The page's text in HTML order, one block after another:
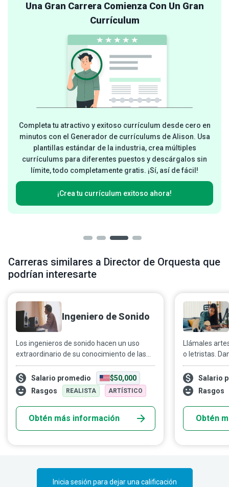
Una Gran Carrera Comienza Con Un Gran
Currículum
Completa tu atractivo y exitoso currículum desde cero en
minutos con el Generador de currículums de Alison. Usa
plantillas estándar de la industria, crea múltiples
currículums para diferentes puestos y descárgalos sin
límite, todo completamente gratis. ¡Sí, así de fácil!
¡Crea tu currículum exitoso ahora!
Carreras similares a Director de Orquesta que
podrían interesarte
Ingeniero de Sonido
Los ingenieros de sonido hacen un uso
extraordinario de su conocimiento de las
tendencias y de sus habilidades
innovadoras para asegurarse de que las
canciones y los álbumes cumplan su
propósito principal: entretener a la
humanidad. Capturan, moldean y controlan
los sonidos para que resulten agradables al
oído.
Salario promedio
$50,000
Rasgos
REALISTA ARTÍSTICO
Obtén más información
Llámales
o letristas.
transmiten
experiencias
En
artistas,
con distintos
Salario
Rasgos
Obtén
Inicia sesión para dejar una calificación